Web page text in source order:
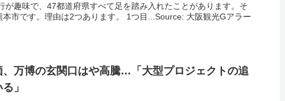
趣味で、47都道府県すべて足を踏み入れたことがあります。そ
市です。理由は2つあります。 1つ目...Source: 大阪観光Gアラー
、万博の玄関口はや高騰…「大型プロジェクトの追
」